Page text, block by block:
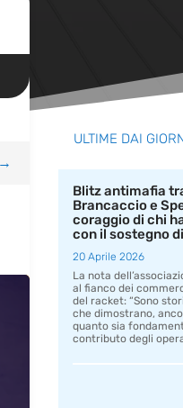
ULTIME DAI
Blitz antimafia
Brancaccio e
coraggio di chi
con il sostegno
20 Aprile 2026
La nota
al fianco dei
del racket: “Sono
che dimostrano,
quanto sia
contributo degli